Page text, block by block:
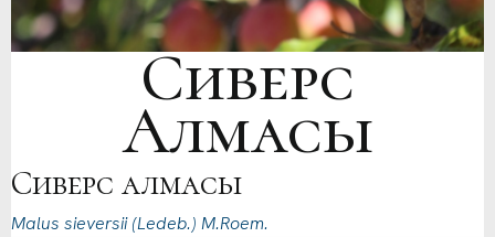
Сиверс
Алмасы
Сиверс алмасы
Malus sieversii (Ledeb.) M.Roem.